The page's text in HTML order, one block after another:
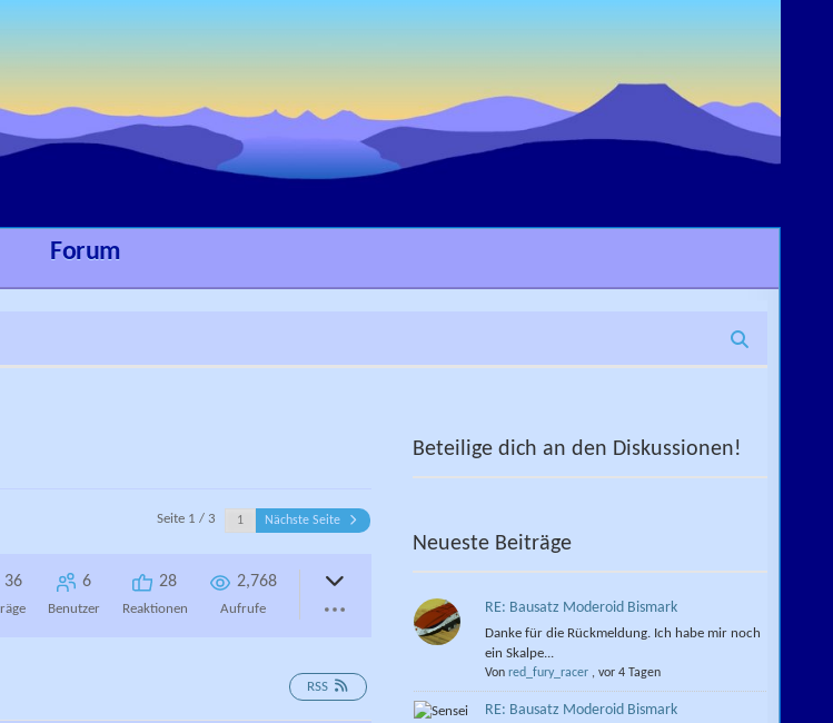
Forum
Seite 1 / 3 Nächste Seite
36 6
Benutzer
28
Reaktionen
2,768
Aufrufe
RSS
Beteilige dich an den Diskussionen!
Neueste Beiträge
RE: Bausatz Moderoid Bismark
Danke für die Rückmeldung. Ich habe mir noch
ein Skalpe...
Von red_fury_racer, vor 4 Tagen
RE: Bausatz Moderoid Bismark